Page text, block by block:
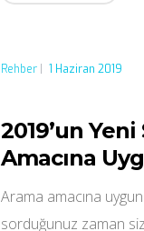
Rehber 1 Haziran 2019
2019’un
Amacına
Arama amacına
sorduğunuz zaman